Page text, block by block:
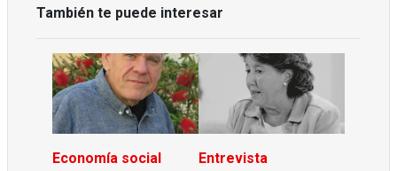
También te puede interesar
Economía social Entrevista